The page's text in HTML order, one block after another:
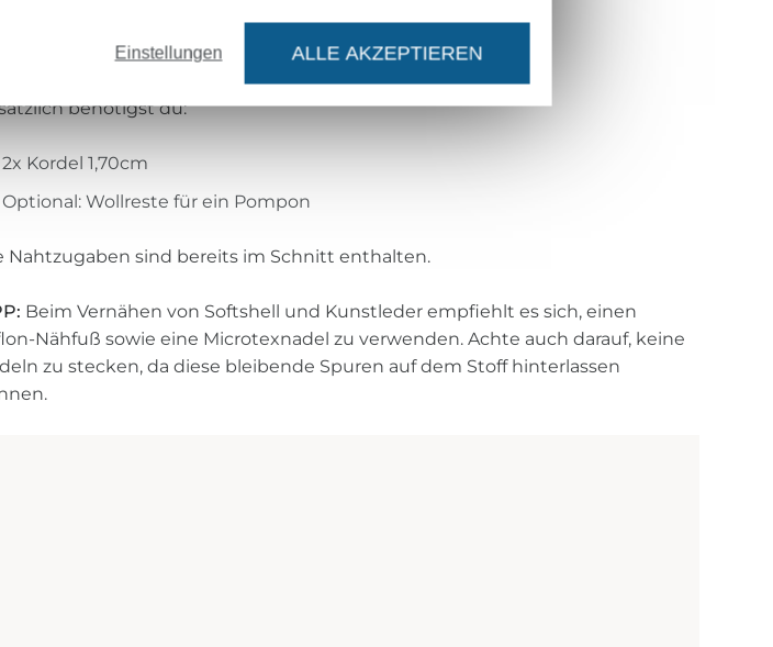
1x Ohren gegengleich aus Innenstoff
benötigst du:
2x Kordel 1,70cm
Optional: Wollreste für ein Pompon
Nahtzugaben sind bereits im Schnitt enthalten.
Beim Vernähen von Softshell und Kunstleder empfiehlt es sich, einen
Nähfuß sowie eine Microtexnadel zu verwenden. Achte auch darauf, keine
zu stecken, da diese bleibende Spuren auf dem Stoff hinterlassen
Einstellungen ALLE AKZEPTIEREN